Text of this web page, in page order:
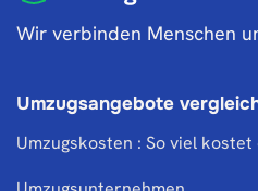
Wir verbinden Menschen
Umzugsangebote
Umzugskosten : So viel